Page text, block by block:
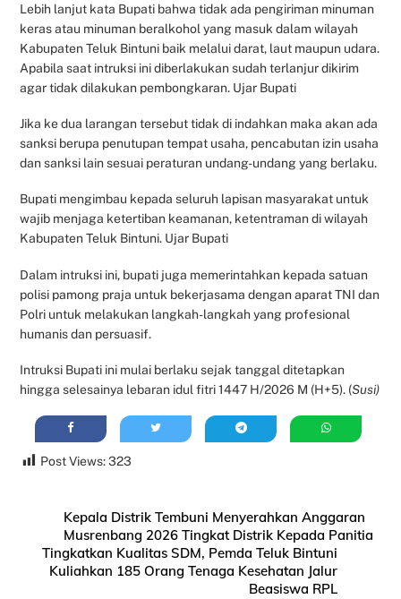
Lebih lanjut kata Bupati bahwa tidak ada pengiriman minuman
keras atau minuman beralkohol yang masuk dalam wilayah
Kabupaten Teluk Bintuni baik melalui darat, laut maupun udara.
Apabila saat intruksi ini diberlakukan sudah terlanjur dikirim
agar tidak dilakukan pembongkaran. Ujar Bupati
Jika ke dua larangan tersebut tidak di indahkan maka akan ada
sanksi berupa penutupan tempat usaha, pencabutan izin usaha
dan sanksi lain sesuai peraturan undang-undang yang berlaku.
Bupati mengimbau kepada seluruh lapisan masyarakat untuk
wajib menjaga ketertiban keamanan, ketentraman di wilayah
Kabupaten Teluk Bintuni. Ujar Bupati
Dalam intruksi ini, bupati juga memerintahkan kepada satuan
polisi pamong praja untuk bekerjasama dengan aparat TNI dan
Polri untuk melakukan langkah-langkah yang profesional
humanis dan persuasif.
Intruksi Bupati ini mulai berlaku sejak tanggal ditetapkan
hingga selesainya lebaran idul fitri 1447 H/2026 M (H+5). (Susi)
Post Views: 323
Kepala Distrik Tembuni Menyerahkan Anggaran
Musrenbang 2026 Tingkat Distrik Kepada Panitia
Tingkatkan Kualitas SDM, Pemda Teluk Bintuni
Kuliahkan 185 Orang Tenaga Kesehatan Jalur
Beasiswa RPL